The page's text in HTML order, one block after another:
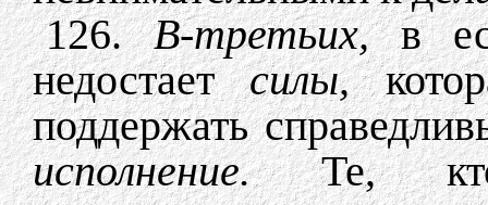
126.В-третьих,в
недостаетсилы,
поддержать
исполнение.Те,